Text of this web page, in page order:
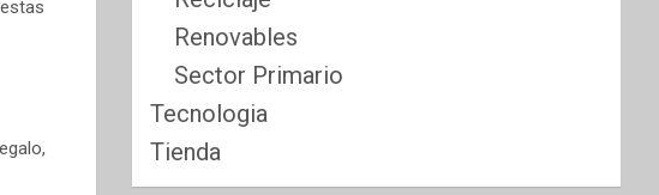
Renovables
Sector Primario
Tecnologia
Tienda